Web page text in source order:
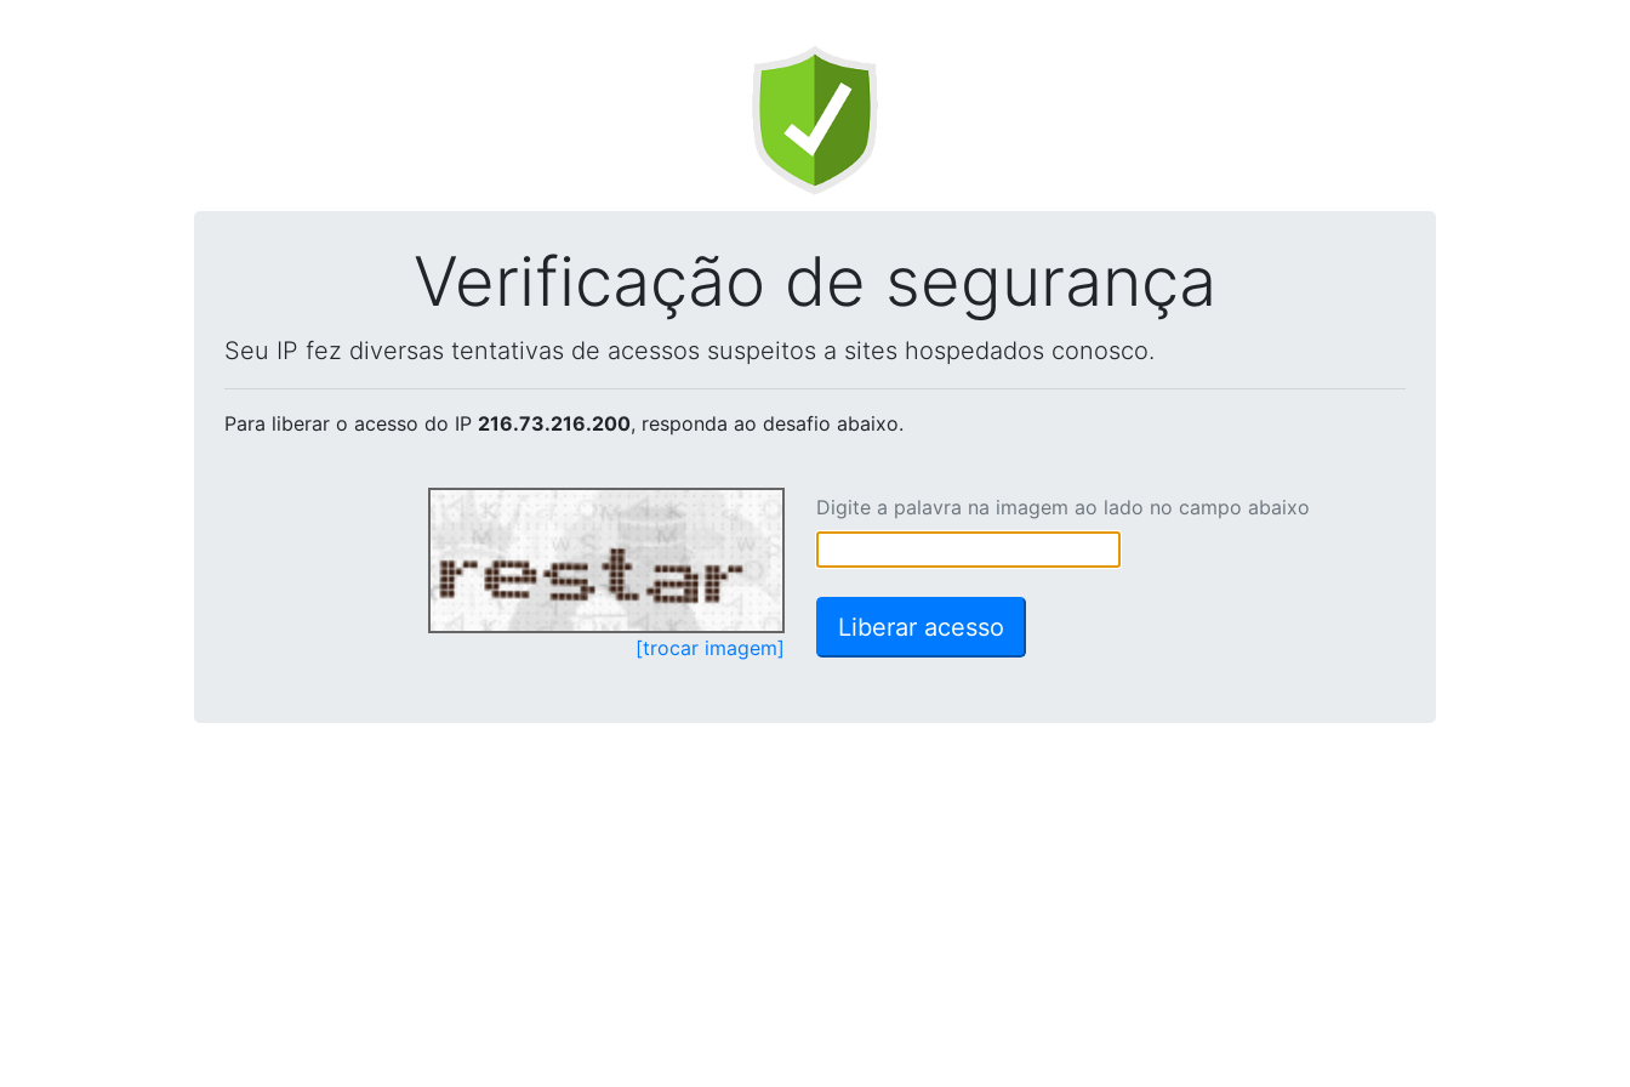
Verificação de segurança
Seu IP fez diversas tentativas de acessos suspeitos a sites hospedados conosco.
Para liberar o acesso do IP 216.73.216.200, responda ao desafio abaixo.
[trocar imagem]
Digite a palavra na imagem ao lado no campo abaixo